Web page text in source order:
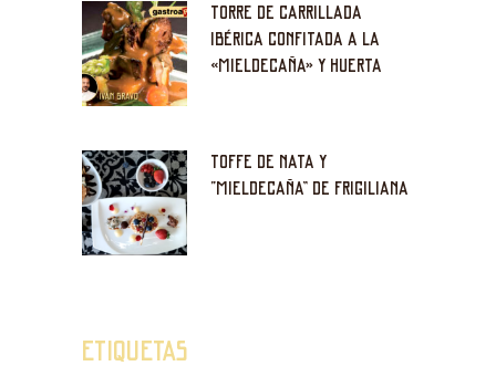
TORRE DE CARRILLADA
IBÉRICA CONFITADA A LA
«MIELDECAÑA» Y HUERTA
TOFFE DE NATA Y
“MIELDECAÑA” DE FRIGILIANA
Etiquetas